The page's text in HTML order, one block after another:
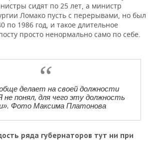
сидят по 25 лет, а министр
Ломако пусть с перерывами, но был
по 1986 год, и такое длительное
просто ненормально само по себе.
делает на своей должности
не понял, для чего эту должность
Фото Максима Платонова
ряда губернаторов тут ни при